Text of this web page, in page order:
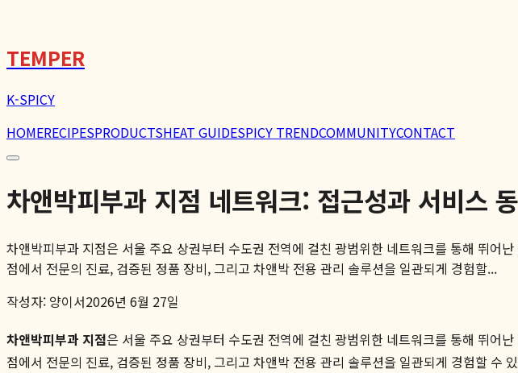
TEMPER
K-SPICY
HOMERECIPESPRODUCTSHEAT GUIDESPICY TRENDCOMMUNITYCONTACT
차앤박피부과 지점 네트워크: 접근성과 서비스
차앤박피부과 지점은 서울 주요 상권부터 수도권 전역에 걸친 광범위한 네트워크를 통해 뛰어
점에서 전문의 진료, 검증된 정품 장비, 그리고 차앤박 전용 관리 솔루션을 일관되게 경험할...
작성자: 양이서2026년 6월 27일
차앤박피부과 지점은 서울 주요 상권부터 수도권 전역에 걸친 광범위한 네트워크를 통해 뛰어
점에서 전문의 진료, 검증된 정품 장비, 그리고 차앤박 전용 관리 솔루션을 일관되게 경험할 수